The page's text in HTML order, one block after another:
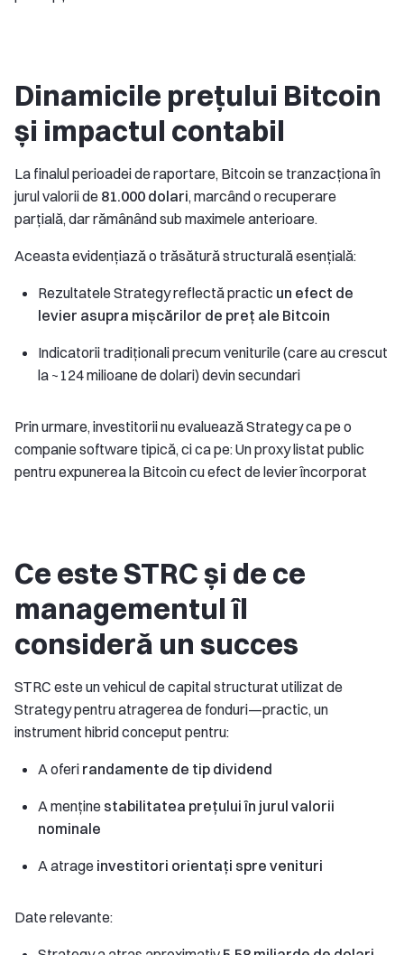
Dinamicile prețului Bitcoin
și impactul contabil
La finalul perioadei de raportare, Bitcoin se tranzacționa în
jurul valorii de 81.000 dolari, marcând o recuperare
parțială, dar rămânând sub maximele anterioare.
Aceasta evidențiază o trăsătură structurală esențială:
Rezultatele Strategy reflectă practic un efect de
levier asupra mișcărilor de preț ale Bitcoin
Indicatorii tradiționali precum veniturile (care au crescut
la ~124 milioane de dolari) devin secundari
Prin urmare, investitorii nu evaluează Strategy ca pe o
companie software tipică, ci ca pe: Un proxy listat public
pentru expunerea la Bitcoin cu efect de levier încorporat
Ce este STRC și de ce
managementul îl
consideră un succes
STRC este un vehicul de capital structurat utilizat de
Strategy pentru atragerea de fonduri—practic, un
instrument hibrid conceput pentru:
A oferi randamente de tip dividend
A menține stabilitatea prețului în jurul valorii
nominale
A atrage investitori orientați spre venituri
Date relevante: